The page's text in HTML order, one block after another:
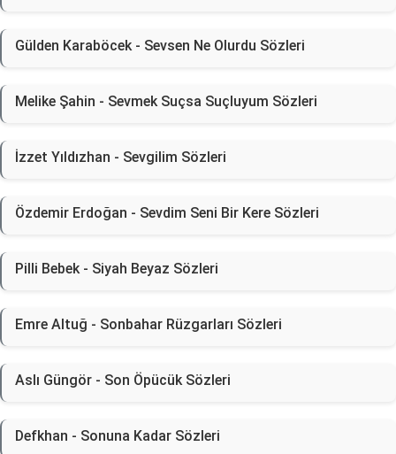
Gülden Karaböcek - Sevsen Ne Olurdu Sözleri
Melike Şahin - Sevmek Suçsa Suçluyum Sözleri
İzzet Yıldızhan - Sevgilim Sözleri
Özdemir Erdoğan - Sevdim Seni Bir Kere Sözleri
Pilli Bebek - Siyah Beyaz Sözleri
Emre Altuğ - Sonbahar Rüzgarları Sözleri
Aslı Güngör - Son Öpücük Sözleri
Defkhan - Sonuna Kadar Sözleri